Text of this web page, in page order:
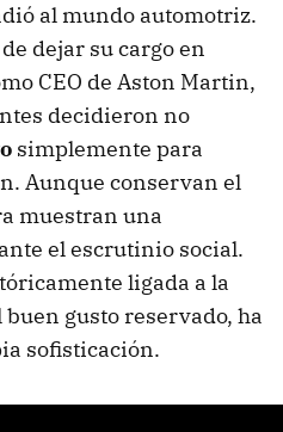
al mundo automotriz.
dejar su cargo en
CEO de Aston Martin,
decidieron no
simplemente para
Aunque conservan el
muestran una
el escrutinio social.
ligada a la
gusto reservado, ha
sofisticación.